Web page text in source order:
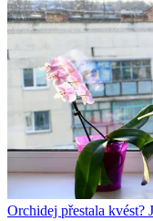
Orchidej přestala kvést?